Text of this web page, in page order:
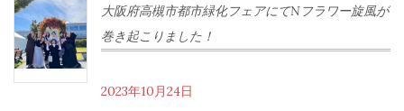
大阪府高槻市都市緑化フェアにてNフラワー旋風が
巻き起こりました！
2023年10月24日